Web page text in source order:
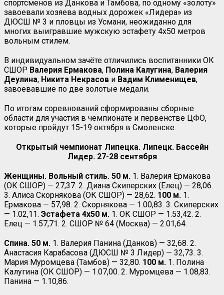
спортсменов из Данкова и Тамбова, по одному «золоту»
завоевали хозяева водных дорожек «Лидера» из
ДЮСШ № 3 и пловцы из Усмани, неожиданно для
многих выигравшие мужскую эстафету 4х50 метров
вольным стилем.
В индивидуальном зачёте отличились воспитанники ОК
СШОР Валерия Ермакова, Полина Калугина, Валерия
Деулина, Никита Некрасов и Вадим Клименищев,
завоевавшие по две золотые медали.
По итогам соревнований сформированы сборные
области для участия в чемпионате и первенстве ЦФО,
которые пройдут 15-19 октября в Смоленске.
Открытый чемпионат Липецка. Липецк. Бассейн
Лидер. 27-28 сентября
Женщины. Вольный стиль. 50 м. 1. Валерия Ермакова
(ОК СШОР) — 27,37. 2. Диана Скиперских (Елец) — 28,06.
3. Алиса Скорнякова (ОК СШОР) — 28,62. 100 м. 1.
Ермакова — 57,98. 2. Скорнякова — 1.00,83. 3. Скиперских
— 1.02,11. Эстафета 4х50 м. 1. ОК СШОР — 1.53,42. 2.
Елец — 1.57,71. 2. СШОР № 64 (Москва) — 2.01,64.
Спина. 50 м. 1. Валерия Панина (Данков) — 32,68. 2.
Анастасия Карабасова (ДЮСШ № 3 Лидер) — 32,73. 3.
Мария Муромцева (Тамбов) — 32,80. 100 м. 1. Полина
Калугина (ОК СШОР) — 1.07,00. 2. Муромцева — 1.08,83.
Панина — 1.10,86.